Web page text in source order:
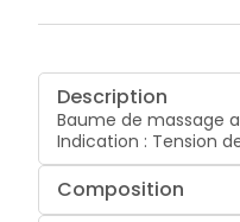
Description
Baume de massage
Indication : Tension
Composition